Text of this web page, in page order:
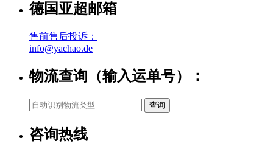
德国亚超邮箱
售前售后投诉：
info@yachao.de
物流查询（输入运单号）：
咨询热线